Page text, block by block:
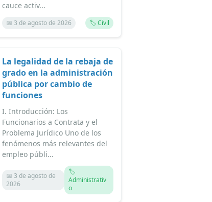
cauce activ...
📅 3 de agosto de 2026 🏷️ Civil
La legalidad de la rebaja de
grado en la administración
pública por cambio de
funciones
I. Introducción: Los
Funcionarios a Contrata y el
Problema Jurídico Uno de los
fenómenos más relevantes del
empleo públi...
📅 3 de agosto de
2026
🏷️
Administrativ
o